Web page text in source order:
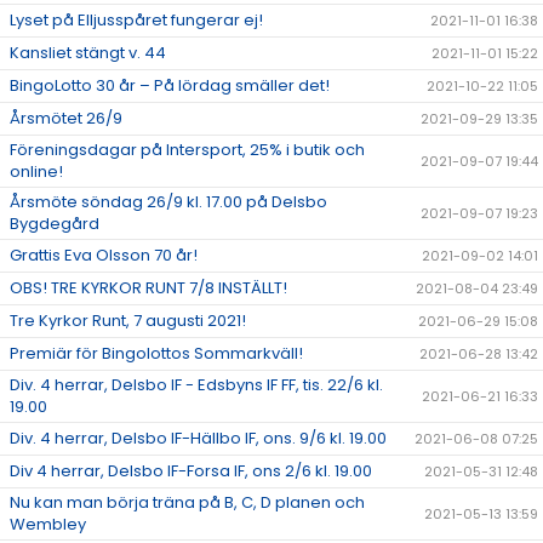
Lyset på Elljusspåret fungerar ej! 2021-11-01 16:38
Kansliet stängt v. 44 2021-11-01 15:22
BingoLotto 30 år – På lördag smäller det! 2021-10-22 11:05
Årsmötet 26/9 2021-09-29 13:35
Föreningsdagar på Intersport, 25% i butik och
online!
2021-09-07 19:44
Årsmöte söndag 26/9 kl. 17.00 på Delsbo
Bygdegård
2021-09-07 19:23
Grattis Eva Olsson 70 år! 2021-09-02 14:01
OBS! TRE KYRKOR RUNT 7/8 INSTÄLLT! 2021-08-04 23:49
Tre Kyrkor Runt, 7 augusti 2021! 2021-06-29 15:08
Premiär för Bingolottos Sommarkväll! 2021-06-28 13:42
Div. 4 herrar, Delsbo IF - Edsbyns IF FF, tis. 22/6 kl.
19.00
2021-06-21 16:33
Div. 4 herrar, Delsbo IF-Hällbo IF, ons. 9/6 kl. 19.00 2021-06-08 07:25
Div 4 herrar, Delsbo IF-Forsa IF, ons 2/6 kl. 19.00 2021-05-31 12:48
Nu kan man börja träna på B, C, D planen och
Wembley
2021-05-13 13:59